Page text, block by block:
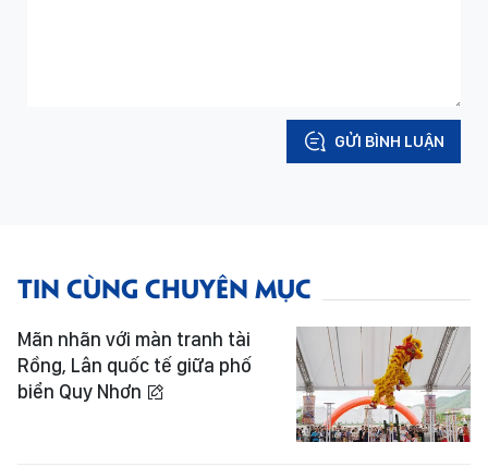
GỬI BÌNH LUẬN
TIN CÙNG CHUYÊN MỤC
Mãn nhãn với màn tranh tài
Rồng, Lân quốc tế giữa phố
biển Quy Nhơn